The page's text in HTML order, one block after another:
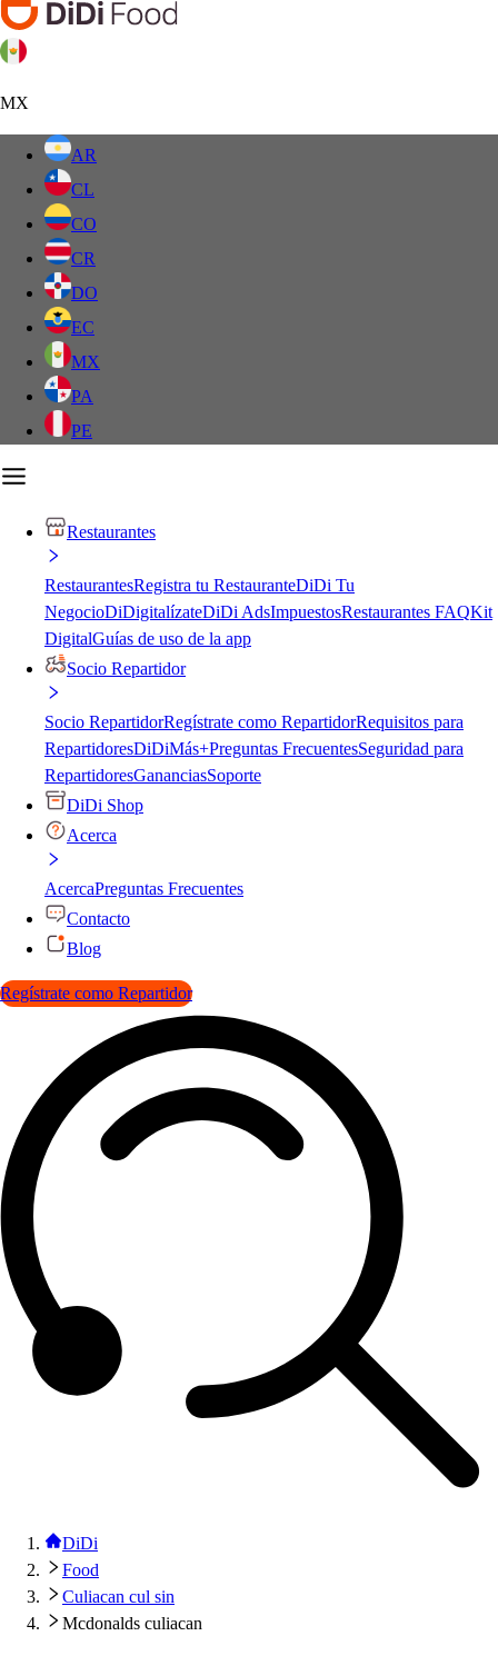
MX
AR
CL
CO
CR
DO
EC
MX
PA
PE
Restaurantes
RestaurantesRegistra tu RestauranteDiDi Tu
NegocioDiDigitalízateDiDi AdsImpuestosRestaurantes FAQKit
DigitalGuías de uso de la app
Socio Repartidor
Socio RepartidorRegístrate como RepartidorRequisitos para
RepartidoresDiDiMás+Preguntas FrecuentesSeguridad para
RepartidoresGananciasSoporte
DiDi Shop
Acerca
AcercaPreguntas Frecuentes
Contacto
Blog
Regístrate como Repartidor
DiDi
Food
Culiacan cul sin
Mcdonalds culiacan